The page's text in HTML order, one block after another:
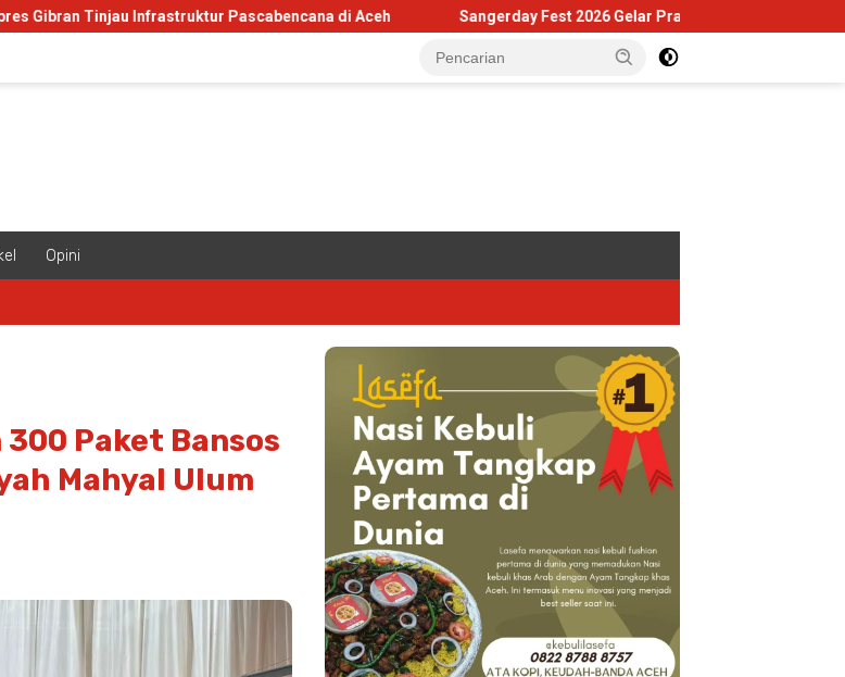
Tinjau Infrastruktur Pascabencana di Aceh Sangerday Fest 2026 Gelar Praacara Gratis di Museum Tsunami
Opini
Paket Bansos
Mahyal Ulum